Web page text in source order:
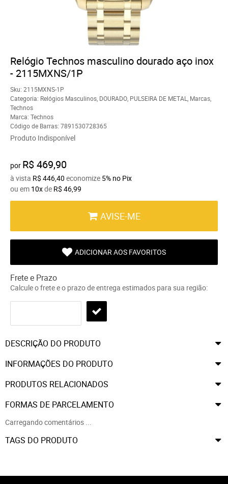
Relógio Technos masculino dourado aço inox
- 2115MXNS/1P
Sku: 2115MXNS-1P
Categoria: Relógios Masculinos DOURADO PULSEIRA DE METAL Marcas
Technos
Marca: Technos
Código de Barras: 7891530728365
Produto Indisponível
por R$ 469,90
à vista R$ 446,40 economize 5% no Pix
ou em 10xde R$ 46,99
AVISE-ME
ADICIONAR AOS FAVORITOS
Frete e Prazo
Calcule o frete e o prazo de entrega estimados para sua região:
DESCRIÇÃO DO PRODUTO
INFORMAÇÕES DO PRODUTO
PRODUTOS RELACIONADOS
FORMAS DE PARCELAMENTO
Carregando comentários ...
TAGS DO PRODUTO